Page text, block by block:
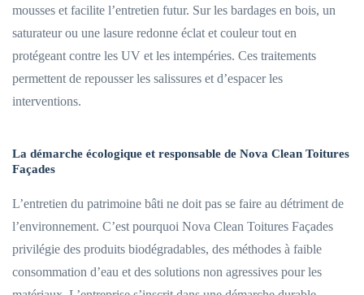
mousses et facilite l’entretien futur. Sur les bardages en bois, un
saturateur ou une lasure redonne éclat et couleur tout en
protégeant contre les UV et les intempéries. Ces traitements
permettent de repousser les salissures et d’espacer les
interventions.
La démarche écologique et responsable de Nova Clean Toitures
Façades
L’entretien du patrimoine bâti ne doit pas se faire au détriment de
l’environnement. C’est pourquoi Nova Clean Toitures Façades
privilégie des produits biodégradables, des méthodes à faible
consommation d’eau et des solutions non agressives pour les